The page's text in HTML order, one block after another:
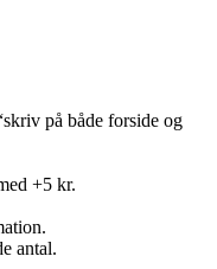
på både forside og
+5 kr.
antal.